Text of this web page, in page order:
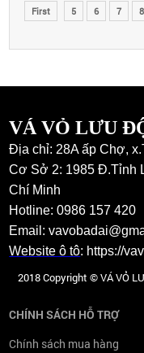
First 5 6 7 8
VÁ VỎ LƯU
Địa chỉ: 28A ấp Chợ,
Cơ Sở 2: 1985 Đ.Tỉnh
Chí Minh
Hotline: 0986 157 420
Email:
Website ô tô: https://
2018 Copyright © VÁ VỎ
CHÍNH SÁCH HỖ TRỢ
Chính sách mua hàng